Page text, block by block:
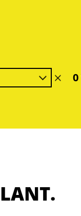
Filter